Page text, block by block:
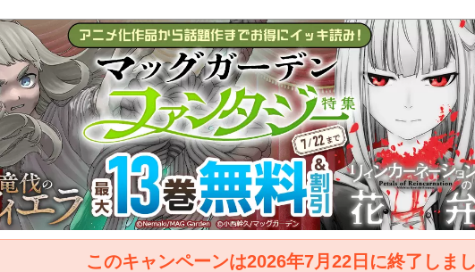
このキャンペーンは2026年7月22日に終了しまし